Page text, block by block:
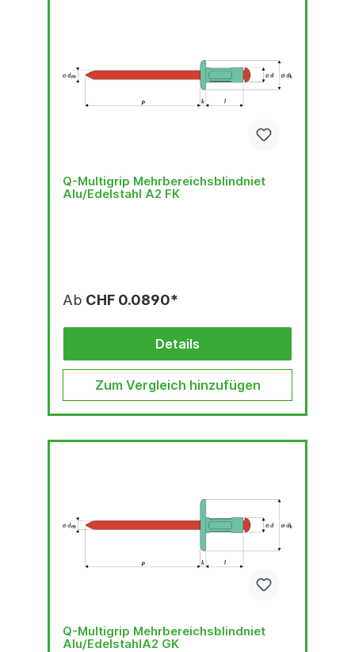
Q-Multigrip Mehrbereichsblindniet
Alu/Edelstahl A2 FK
Ab CHF 0.0890*
Details
Zum Vergleich hinzufügen
Q-Multigrip Mehrbereichsblindniet
Alu/EdelstahlA2 GK